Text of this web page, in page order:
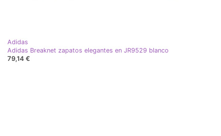
Adidas
Adidas Breaknet zapatos elegantes en JR9529 blanco
79,14 €